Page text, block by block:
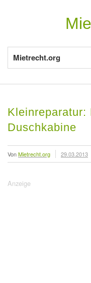
Mietrecht.org
Kleinreparatur:
Duschkabine
VonMietrecht.org 29.03.2013